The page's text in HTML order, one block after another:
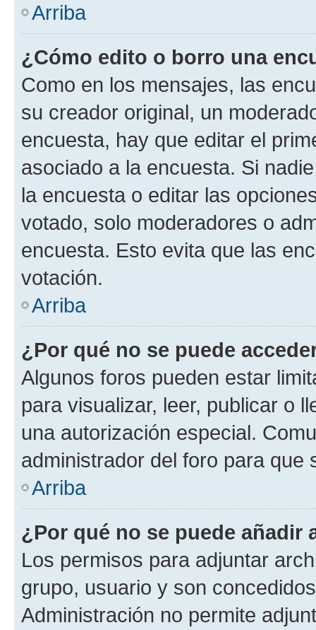
Arriba
¿Cómo edito o borro una
Como en los mensajes, las
su creador original, un
encuesta, hay que editar el
asociado a la encuesta. Si
la encuesta o editar las
votado, solo moderadores o
encuesta. Esto evita que las
votación.
Arriba
¿Por qué no se puede
Algunos foros pueden estar
para visualizar, leer, publicar o
una autorización especial.
administrador del foro para que
Arriba
¿Por qué no se puede añadir
Los permisos para adjuntar
grupo, usuario y son
Administración no permite